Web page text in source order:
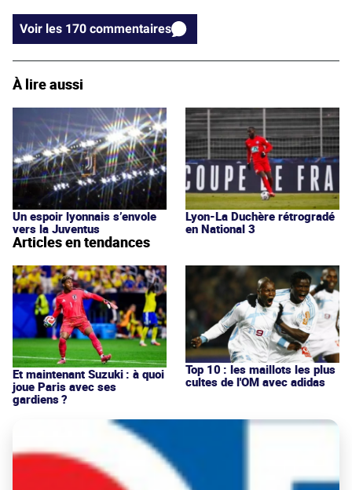
Voir les 170 commentaires
À lire aussi
Un espoir lyonnais s’envole
vers la Juventus
Lyon-La Duchère rétrogradé
en National 3
Articles en tendances
Et maintenant Suzuki : à quoi
joue Paris avec ses
gardiens ?
Top 10 : les maillots les plus
cultes de l'OM avec adidas